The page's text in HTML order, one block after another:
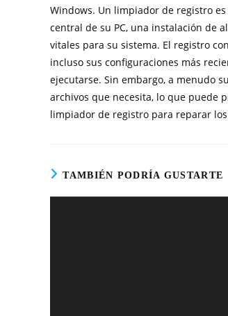
Windows. Un limpiador de registro
central de su PC, una instalación de
vitales para su sistema. El registro
incluso sus configuraciones más
ejecutarse. Sin embargo, a menudo
archivos que necesita, lo que puede
limpiador de registro para reparar
TAMBIÉN PODRÍA GUSTARTE